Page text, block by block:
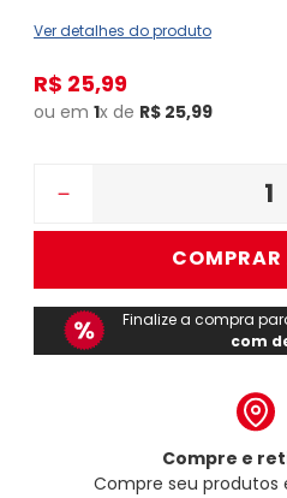
Ver detalhes do produto
R$ 25,99
ou em 1x de R$ 25,99
－
Finalize a compra
com
Compre e
Compre seu produtos